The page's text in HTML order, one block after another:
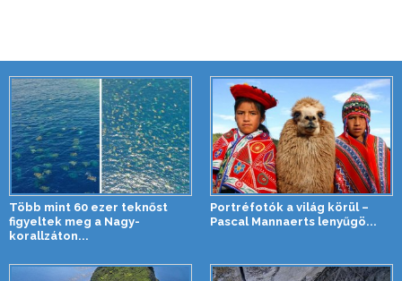
Több mint 60 ezer teknőst
figyeltek meg a Nagy-
korallzáton...
Portréfotók a világ körül –
Pascal Mannaerts lenyűgö...